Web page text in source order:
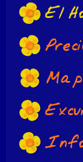
El